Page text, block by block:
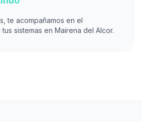
te acompañamos en el
sistemas en Mairena del Alcor.